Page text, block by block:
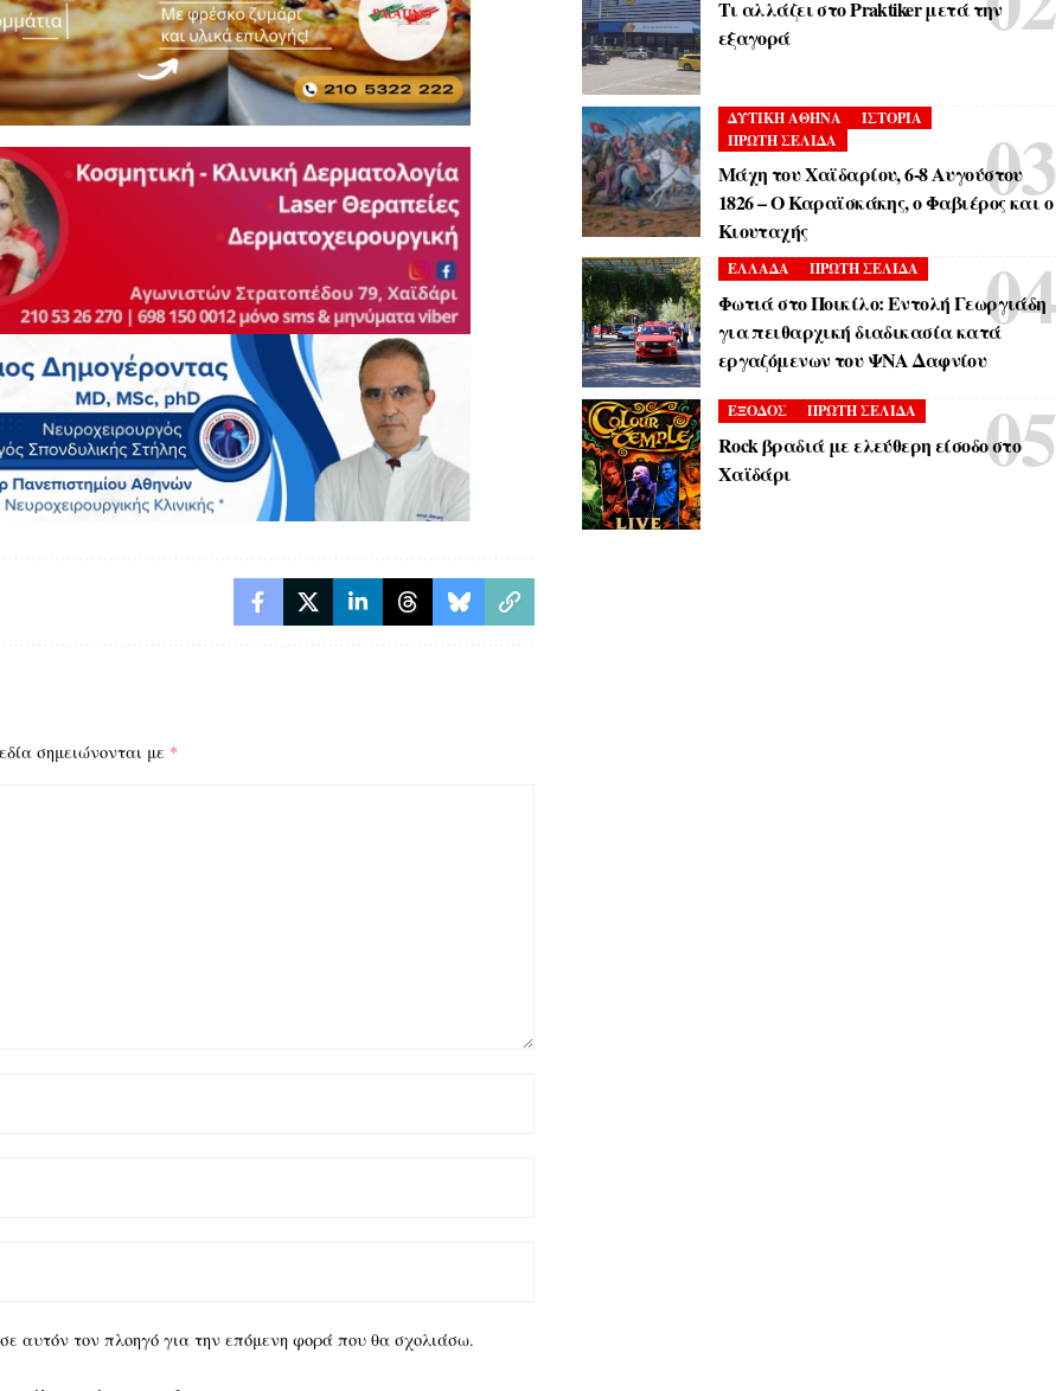
σημειώνονται με *
αυτόν τον πλοηγό για την επόμενη φορά που θα σχολιάσω.
Τι αλλάζει στο Praktiker μετά την
εξαγορά
ΔΥΤΙΚΗ ΑΘΗΝΑ
ΙΣΤΟΡΙΑ
ΠΡΩΤΗ ΣΕΛΙΔΑ
Μάχη του Χαϊδαρίου, 6-8 Αυγούστου
1826 – Ο Καραϊσκάκης, ο Φαβιέρος και ο
Κιουταχής
ΕΛΛΑΔΑ ΠΡΩΤΗ ΣΕΛΙΔΑ
Φωτιά στο Ποικίλο: Εντολή Γεωργιάδη
για πειθαρχική διαδικασία κατά
εργαζόμενων του ΨΝΑ Δαφνίου
ΕΞΟΔΟΣ ΠΡΩΤΗ ΣΕΛΙΔΑ
Rock βραδιά με ελεύθερη είσοδο στο
Χαϊδάρι